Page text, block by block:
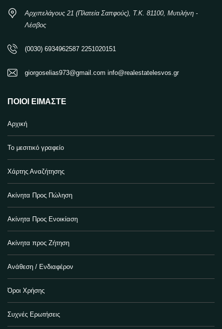
Αρχιπελάγους 21 (Πλατεία Σαπφούς), Τ.Κ. 81100, Μυτιλήνη -
Λέσβος
(0030) 6934962587 2251020151
giorgoselias973@gmail.com info@realestatelesvos.gr
ΠΟΙΟΙ ΕΊΜΑΣΤΕ
Αρχική
Το μεσιτικό γραφείο
Χάρτης Αναζήτησης
Ακίνητα Προς Πώληση
Ακίνητα Προς Ενοικίαση
Ακίνητα προς Ζήτηση
Ανάθεση / Ενδιαφέρον
Όροι Χρήσης
Συχνές Ερωτήσεις